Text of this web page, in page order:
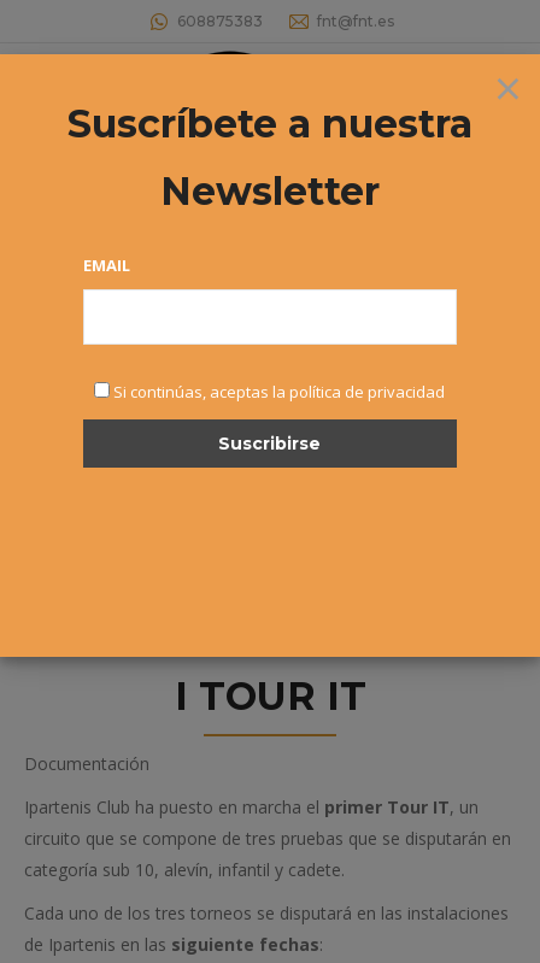
608875383 fnt@fnt.es
Buscar:
I TOUR IT
Documentación
Ipartenis Club ha puesto en marcha el primer Tour IT, un
circuito que se compone de tres pruebas que se disputarán en
categoría sub 10, alevín, infantil y cadete.
Cada uno de los tres torneos se disputará en las instalaciones
de Ipartenis en las siguiente fechas:
×
Suscríbete a nuestra
Newsletter
EMAIL
Si continúas, aceptas la política de privacidad